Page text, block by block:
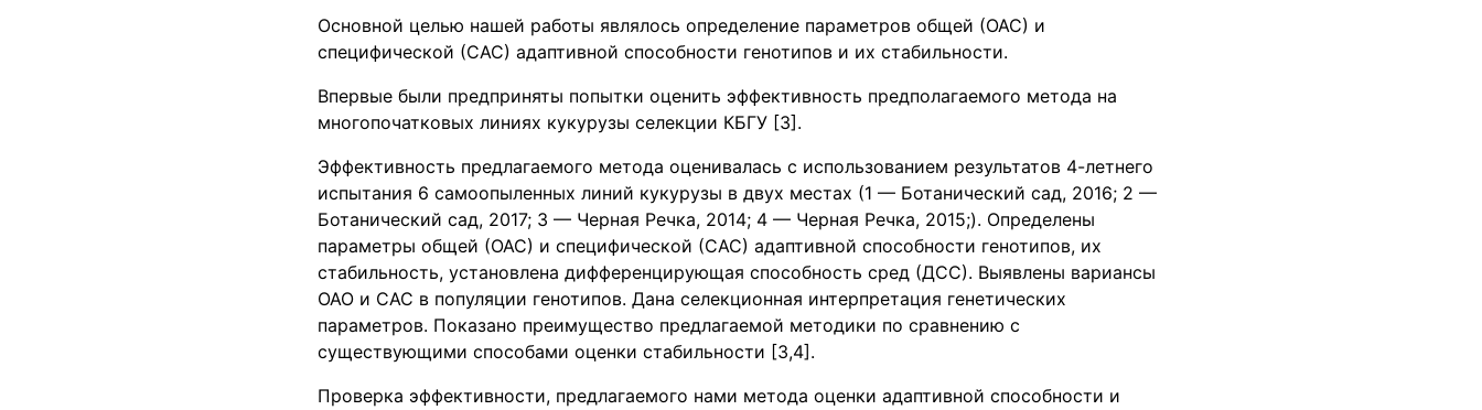
Основной целью нашей работы являлось определение параметров общей (ОАС) и
специфической (САС) адаптивной способности генотипов и их стабильности.
Впервые были предприняты попытки оценить эффективность предполагаемого метода на
многопочатковых линиях кукурузы селекции КБГУ [3].
Эффективность предлагаемого метода оценивалась с использованием результатов 4-летнего
испытания 6 самоопыленных линий кукурузы в двух местах (1 — Ботанический сад, 2016; 2 —
Ботанический сад, 2017; 3 — Черная Речка, 2014; 4 — Черная Речка, 2015;). Определены
параметры общей (ОАС) и специфической (САС) адаптивной способности генотипов, их
стабильность, установлена дифференцирующая способность сред (ДСС). Выявлены вариансы
ОАО и САС в популяции генотипов. Дана селекционная интерпретация генетических
параметров. Показано преимущество предлагаемой методики по сравнению с
существующими способами оценки стабильности [3,4].
Проверка эффективности, предлагаемого нами метода оценки адаптивной способности и